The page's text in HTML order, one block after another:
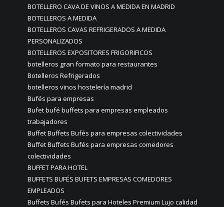
BOTELLERO CAVA DE VINOS A MEDIDA EN MADRID
BOTELLEROS A MEDIDA
BOTELLEROS CAVAS REFRIGERADOS A MEDIDA
PERSONALIZADOS
BOTELLEROS EXPOSITORES FRIGORIFICOS
botelleros gran formato para restaurantes
Botelleros Refrigerados
botelleros vinos hostelería madrid
Bufés para empresas
Bufet bufé buffets para empresas empleados
trabajadores
Buffet Buffets Bufés para empresas colectividades
Buffet Buffets Bufés para empresas comedores
colectividades
BUFFET PARA HOTEL
BUFFETS BUFÉS BUFETS EMPRESAS COMEDORES
EMPLEADOS
Buffets Bufés Bufets para Hoteles Premium Lujo calidad